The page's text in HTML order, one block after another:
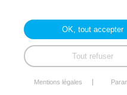
Lundi,
8h - 12h et
OK, tout accepter
Tout refuser
Mentions légales